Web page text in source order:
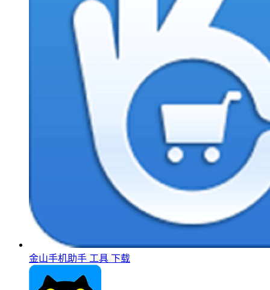
金山手机助手 工具 下载